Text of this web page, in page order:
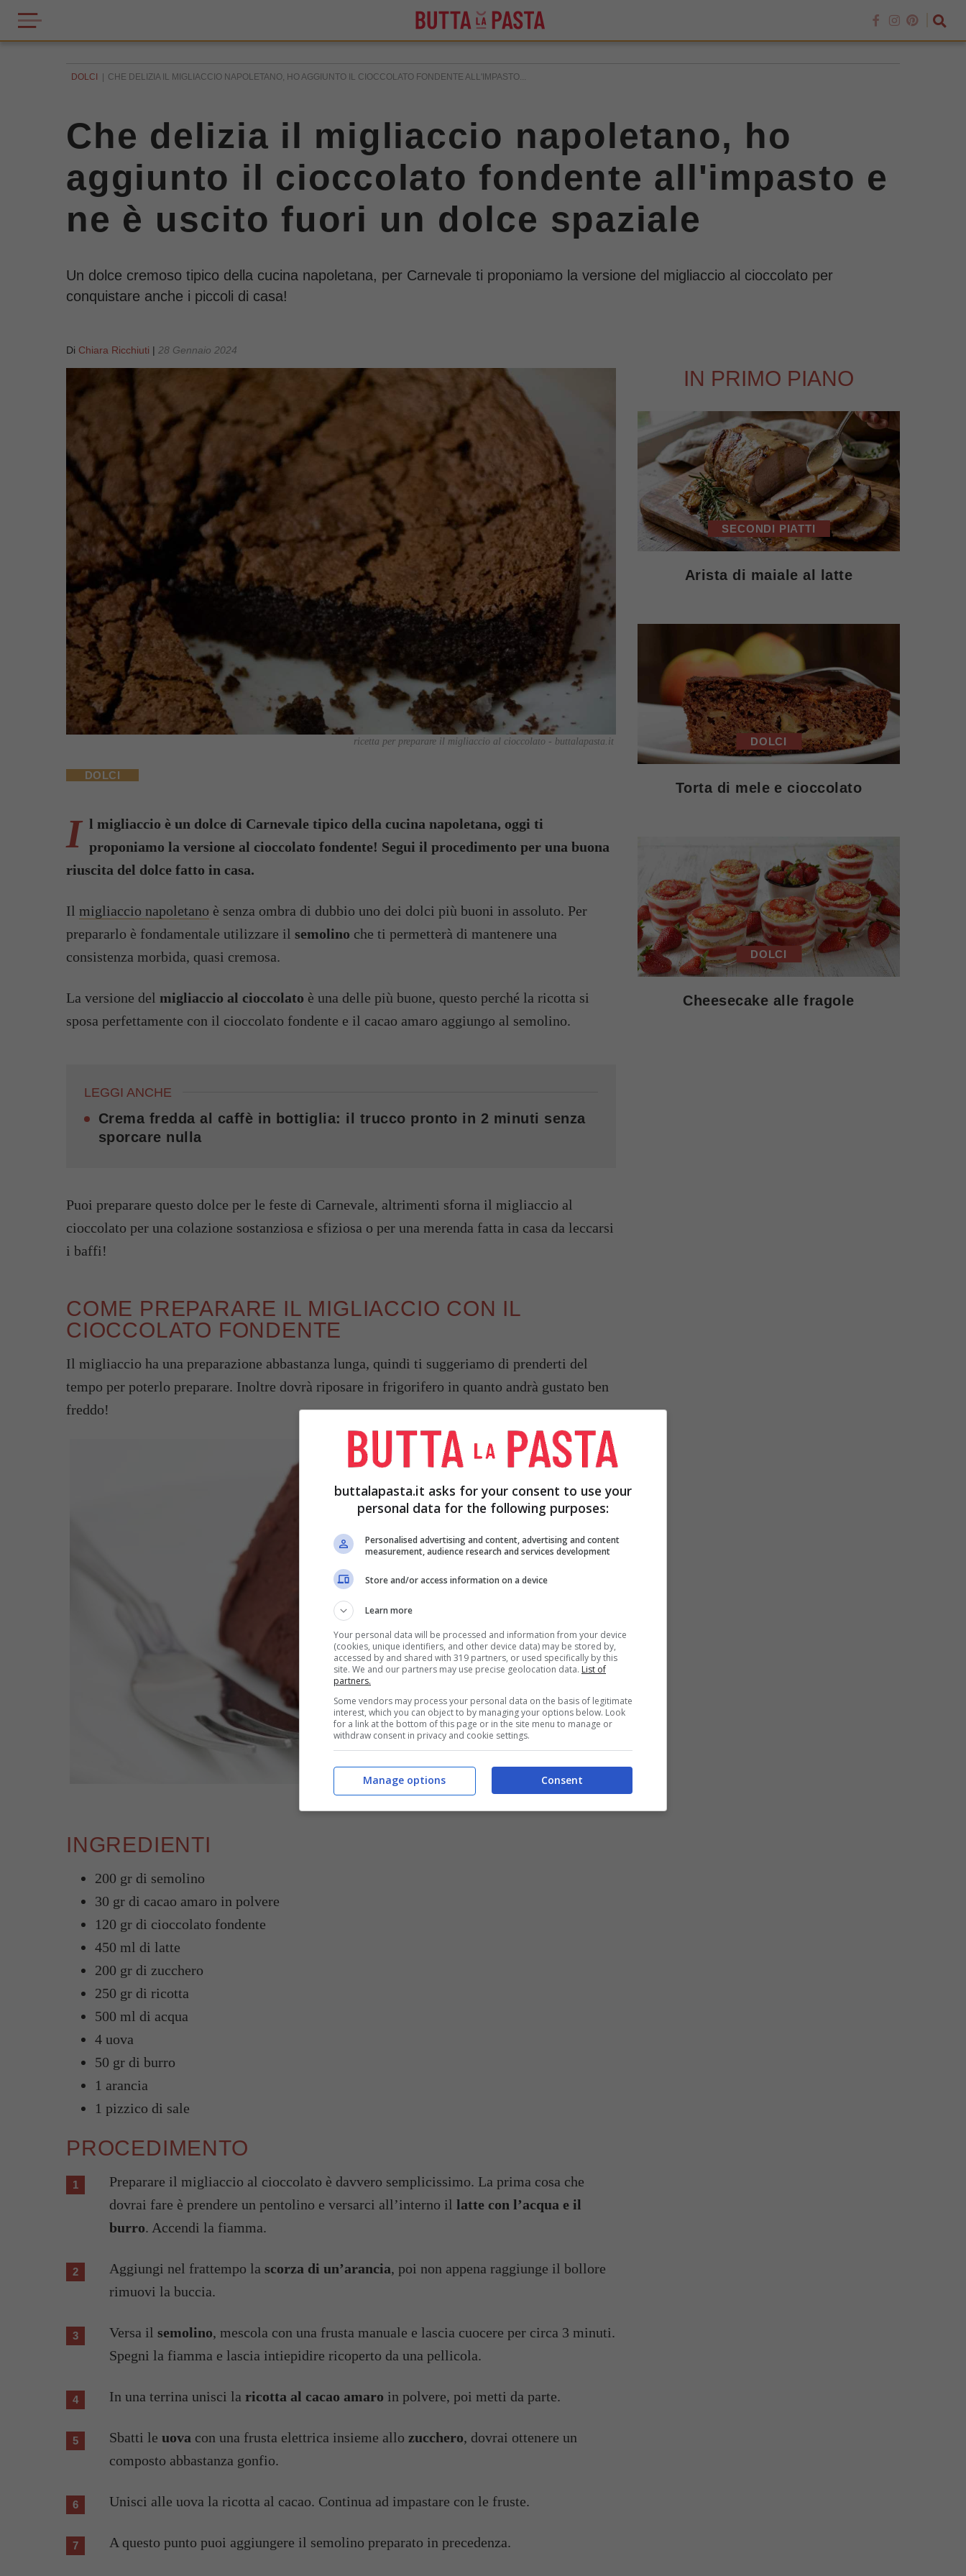
DOLCI CHE DELIZIA IL MIGLIACCIO NAPOLETANO, HO AGGIUNTO IL CIOCCOLATO FONDENTE ALL'IMPASTO...
Che delizia il migliaccio napoletano, ho
aggiunto il cioccolato fondente all'impasto e
ne è uscito fuori un dolce spaziale
Un dolce cremoso tipico della cucina napoletana, per Carnevale ti proponiamo la versione del migliaccio al cioccolato per
conquistare anche i piccoli di casa!
Di Chiara Ricchiuti | 28 Gennaio 2024
ricetta per preparare il migliaccio al cioccolato - buttalapasta.it
DOLCI
I l migliaccio è un dolce di Carnevale tipico della cucina napoletana, oggi ti
proponiamo la versione al cioccolato fondente! Segui il procedimento per una buona
riuscita del dolce fatto in casa.
Il migliaccio napoletano è senza ombra di dubbio uno dei dolci più buoni in assoluto. Per
prepararlo è fondamentale utilizzare il semolino che ti permetterà di mantenere una
consistenza morbida, quasi cremosa.
La versione del migliaccio al cioccolato è una delle più buone, questo perché la ricotta si
sposa perfettamente con il cioccolato fondente e il cacao amaro aggiungo al semolino.
LEGGI ANCHE
Crema fredda al caffè in bottiglia: il trucco pronto in 2 minuti senza
sporcare nulla
Puoi preparare questo dolce per le feste di Carnevale, altrimenti sforna il migliaccio al
cioccolato per una colazione sostanziosa e sfiziosa o per una merenda fatta in casa da leccarsi
i baffi!
COME PREPARARE IL MIGLIACCIO CON IL
CIOCCOLATO FONDENTE
Il migliaccio ha una preparazione abbastanza lunga, quindi ti suggeriamo di prenderti del
tempo per poterlo preparare. Inoltre dovrà riposare in frigorifero in quanto andrà gustato ben
freddo!
ricetta per preparare il migliaccio al cioccolato – buttalapasta.it
INGREDIENTI
200 gr di semolino
30 gr di cacao amaro in polvere
120 gr di cioccolato fondente
450 ml di latte
200 gr di zucchero
250 gr di ricotta
500 ml di acqua
4 uova
50 gr di burro
1 arancia
1 pizzico di sale
PROCEDIMENTO
Preparare il migliaccio al cioccolato è davvero semplicissimo. La prima cosa che
dovrai fare è prendere un pentolino e versarci all’interno il latte con l’acqua e il
burro. Accendi la fiamma.
Aggiungi nel frattempo la scorza di un’arancia, poi non appena raggiunge il bollore
rimuovi la buccia.
Versa il semolino, mescola con una frusta manuale e lascia cuocere per circa 3 minuti.
Spegni la fiamma e lascia intiepidire ricoperto da una pellicola.
In una terrina unisci la ricotta al cacao amaro in polvere, poi metti da parte.
Sbatti le uova con una frusta elettrica insieme allo zucchero, dovrai ottenere un
composto abbastanza gonfio.
Unisci alle uova la ricotta al cacao. Continua ad impastare con le fruste.
A questo punto puoi aggiungere il semolino preparato in precedenza.
IN PRIMO PIANO
SECONDI PIATTI
Arista di maiale al latte
DOLCI
Torta di mele e cioccolato
DOLCI
Cheesecake alle fragole
buttalapasta.it asks for your consent to use your
personal data for the following purposes:
Personalised advertising and content, advertising and content
measurement, audience research and services development
Store and/or access information on a device
Learn more
Your personal data will be processed and information from your device
(cookies, unique identifiers, and other device data) may be stored by,
accessed by and shared with 319 partners, or used specifically by this
site. We and our partners may use precise geolocation data. List of
partners.
Some vendors may process your personal data on the basis of legitimate
interest, which you can object to by managing your options below. Look
for a link at the bottom of this page or in the site menu to manage or
withdraw consent in privacy and cookie settings.
Consent
Manage options